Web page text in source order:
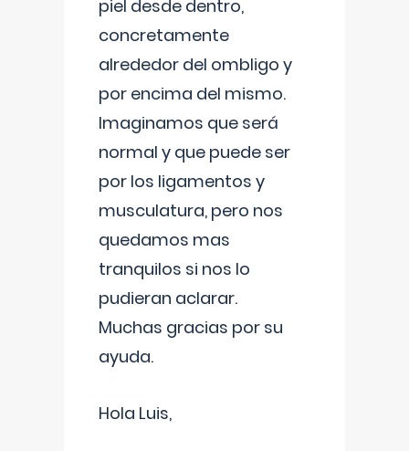
piel desde dentro,
concretamente
alrededor del ombligo y
por encima del mismo.
Imaginamos que será
normal y que puede ser
por los ligamentos y
musculatura, pero nos
quedamos mas
tranquilos si nos lo
pudieran aclarar.
Muchas gracias por su
ayuda.
Hola Luis,